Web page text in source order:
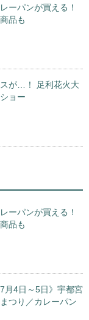
ーパンが買える！
品も
が…！ 足利花火大
ョー
ーパンが買える！
品も
月4日～5日》宇都宮
つり／カレーパン